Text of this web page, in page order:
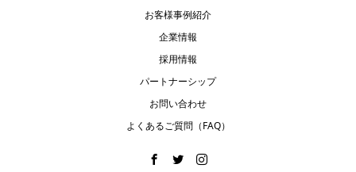
お客様事例紹介
企業情報
採用情報
パートナーシップ
お問い合わせ
よくあるご質問（FAQ）